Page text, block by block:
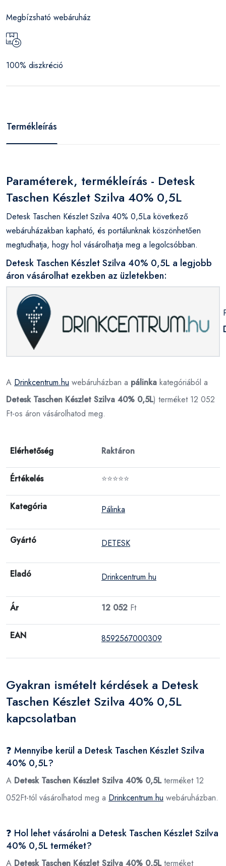
Megbízsható webáruház
100% diszkréció
Termékleírás
Paraméterek, termékleírás - Detesk
Taschen Készlet Szilva 40% 0,5L
Detesk Taschen Készlet Szilva 40% 0,5La következő
webáruházakban kapható, és portálunknak köszönhetően
megtudhatja, hogy hol vásárolhatja meg a legolcsóbban.
Detesk Taschen Készlet Szilva 40% 0,5L a legjobb
áron vásárolhat ezekben az üzletekben:
A Drinkcentrum.hu webáruházban a pálinka kategóriából a
Detesk Taschen Készlet Szilva 40% 0,5L) terméket 12 052
Ft-os áron vásárolhatod meg.
Elérhetőség Raktáron
Értékelés ⭐⭐⭐⭐⭐
Kategória Pálinka
Gyártó DETESK
Eladó Drinkcentrum.hu
Ár 12 052 Ft
EAN 8592567000309
Gyakran ismételt kérdések a Detesk
Taschen Készlet Szilva 40% 0,5L
kapcsolatban
❓ Mennyibe kerül a Detesk Taschen Készlet Szilva
40% 0,5L?
A Detesk Taschen Készlet Szilva 40% 0,5Lterméket 12
052Ft-tól vásárolhatod meg a Drinkcentrum.hu webáruházban.
❓ Hol lehet vásárolni a Detesk Taschen Készlet Szilva
40% 0,5L terméket?
A Detesk Taschen Készlet Szilva 40% 0,5Lterméket